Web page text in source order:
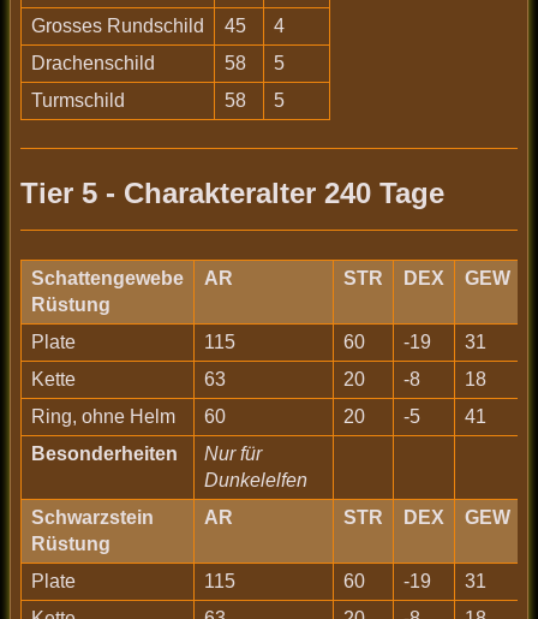
Grosses Rundschild
45
4
Drachenschild
58
5
Turmschild
58 5
Tier 5 - Charakteralter 240 Tage
Schattengewebe
Rüstung
AR STR DEX GEW
Plate 115 60 -19
31
Kette
63 20 -8
18
Ring, ohne Helm
60 20 -5
41
Besonderheiten
Nur für
Dunkelelfen
Schwarzstein
Rüstung
AR STR DEX GEW
Plate 115 60 -19
31